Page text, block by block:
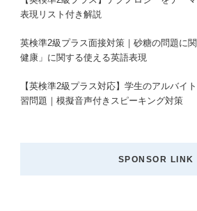
表現リスト付き解説
英検準2級プラス面接対策｜砂糖の問題に
健康」に関する使える英語表現
【英検準2級プラス対応】学生のアルバイ
習問題｜模擬音声付きスピーキング対策
SPONSOR LINK